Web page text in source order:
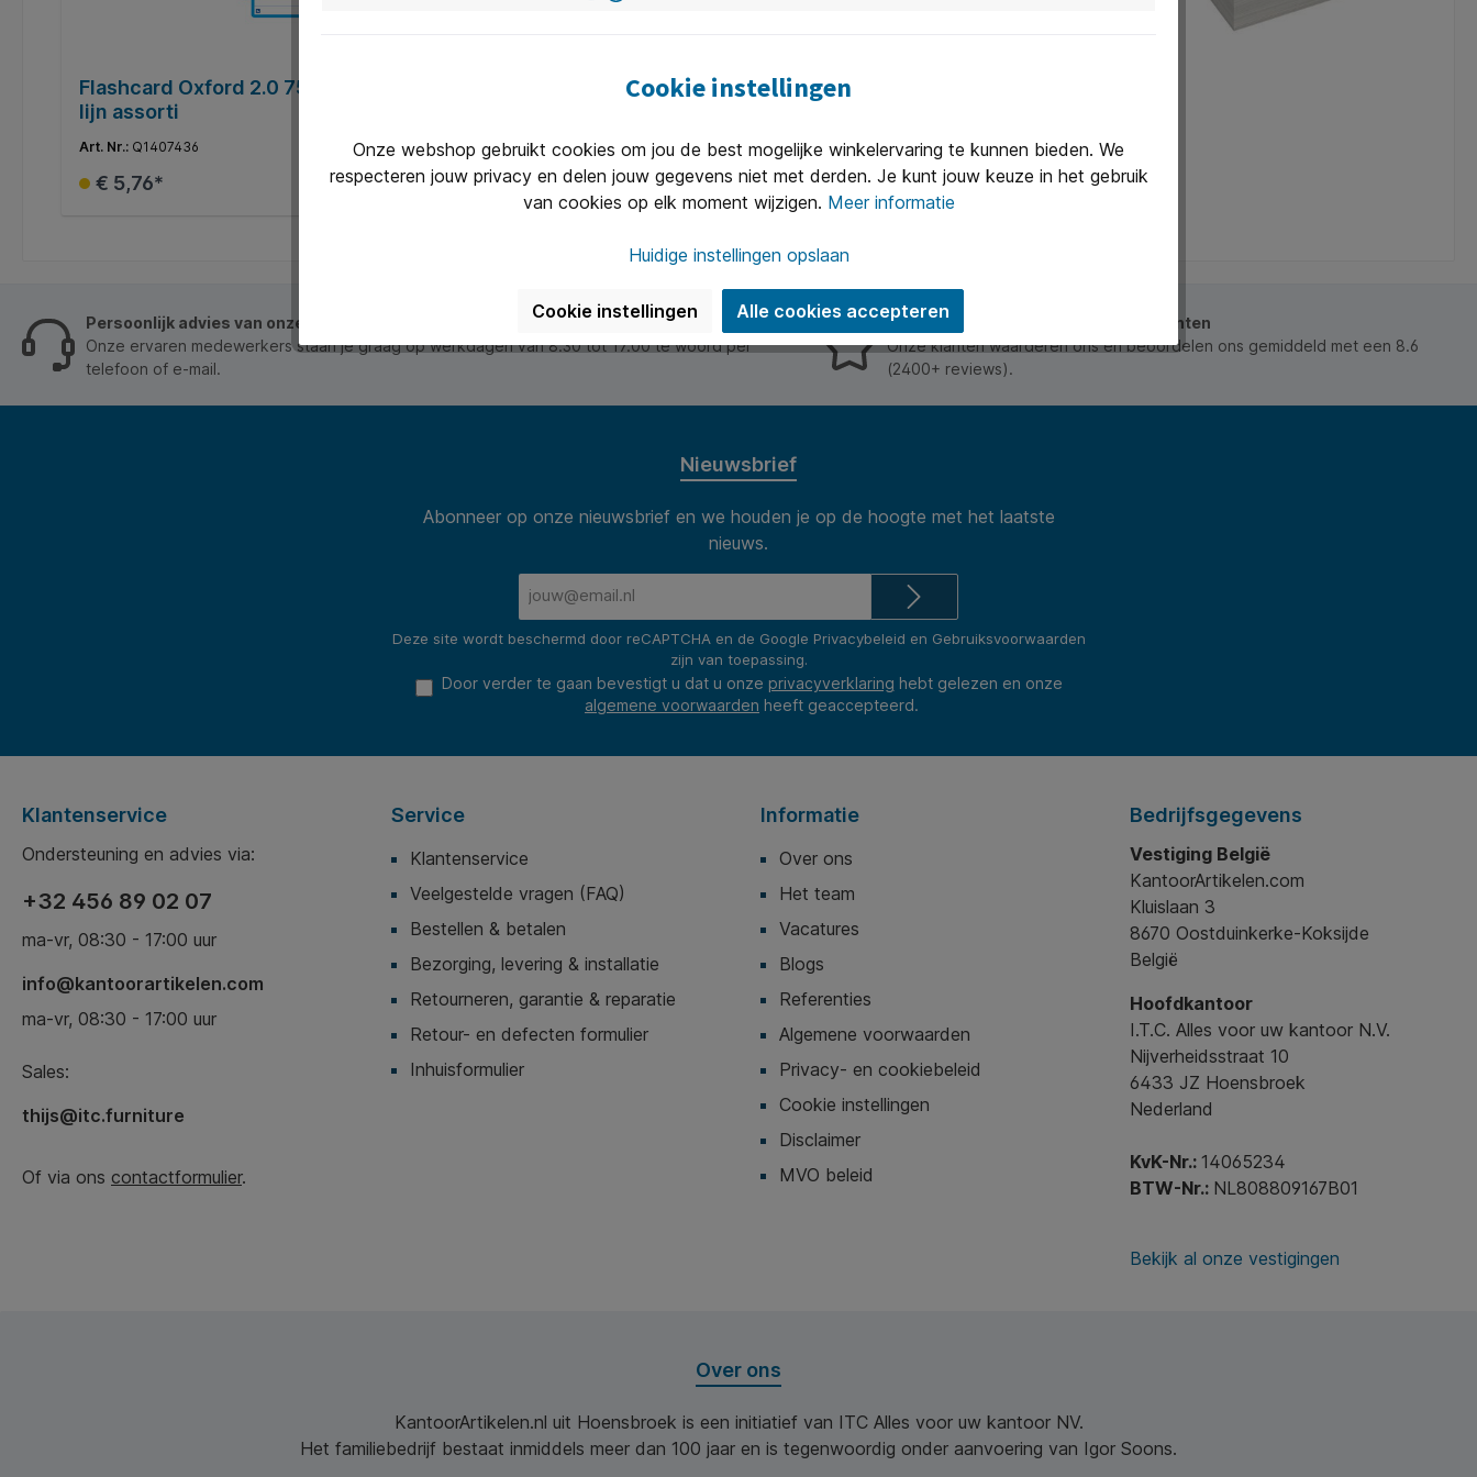
Flashcard Oxford 2.0 75x125mm 80 vel 250gr
lijn assorti
Art. Nr.: Q1407436
€ 5,76*
Persoonlijk advies van onze klantenservice
Onze ervaren medewerkers staan je graag op werkdagen van 8.30 tot 17.00 te woord per
telefoon of e-mail.
Uitstekend beoordeeld door onze klanten
Onze klanten waarderen ons en beoordelen ons gemiddeld met een 8.6
(2400+ reviews).
Nieuwsbrief
Abonneer op onze nieuwsbrief en we houden je op de hoogte met het laatste
nieuws.
Deze site wordt beschermd door reCAPTCHA en de Google Privacybeleid en Gebruiksvoorwaarden
zijn van toepassing.
Door verder te gaan bevestigt u dat u onze privacyverklaring hebt gelezen en onze
algemene voorwaarden heeft geaccepteerd.
Klantenservice
Ondersteuning en advies via:
+32 456 89 02 07
ma-vr, 08:30 - 17:00 uur
info@kantoorartikelen.com
ma-vr, 08:30 - 17:00 uur
Sales:
thijs@itc.furniture
Of via ons contactformulier.
Service
Klantenservice
Veelgestelde vragen (FAQ)
Bestellen & betalen
Bezorging, levering & installatie
Retourneren, garantie & reparatie
Retour- en defecten formulier
Inhuisformulier
Informatie
Over ons
Het team
Vacatures
Blogs
Referenties
Algemene voorwaarden
Privacy- en cookiebeleid
Cookie instellingen
Disclaimer
MVO beleid
Bedrijfsgegevens
Vestiging België
KantoorArtikelen.com
Kluislaan 3
8670 Oostduinkerke-Koksijde
België
Hoofdkantoor
I.T.C. Alles voor uw kantoor N.V.
Nijverheidsstraat 10
6433 JZ Hoensbroek
Nederland
KvK-Nr.: 14065234
BTW-Nr.: NL808809167B01
Bekijk al onze vestigingen
Over ons
KantoorArtikelen.nl uit Hoensbroek is een initiatief van ITC Alles voor uw kantoor NV.
Het familiebedrijf bestaat inmiddels meer dan 100 jaar en is tegenwoordig onder aanvoering van Igor Soons.
Cookie instellingen
Onze webshop gebruikt cookies om jou de best mogelijke winkelervaring te kunnen bieden. We
respecteren jouw privacy en delen jouw gegevens niet met derden. Je kunt jouw keuze in het gebruik
van cookies op elk moment wijzigen. Meer informatie
Huidige instellingen opslaan
Cookie instellingen Alle cookies accepteren